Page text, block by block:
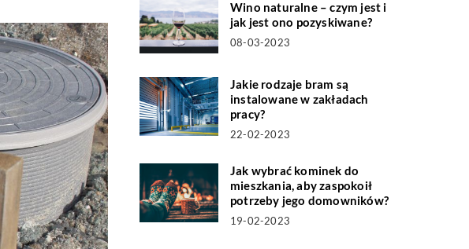
Wino naturalne – czym jest i
jak jest ono pozyskiwane?
08-03-2023
Jakie rodzaje bram są
instalowane w zakładach
pracy?
22-02-2023
Jak wybrać kominek do
mieszkania, aby zaspokoił
potrzeby jego domowników?
19-02-2023